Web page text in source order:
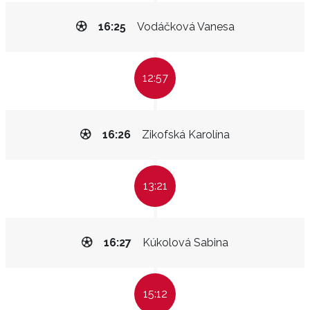
Vodáčková Vanesa
16:25
12:57
Zikofská Karolína
16:26
13:21
Kúkolová Sabina
16:27
15:12